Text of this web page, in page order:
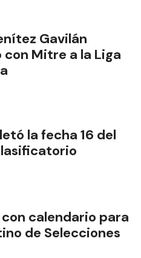
Gavilán
con Mitre a la Liga
la fecha 16 del
calendario para
de Selecciones